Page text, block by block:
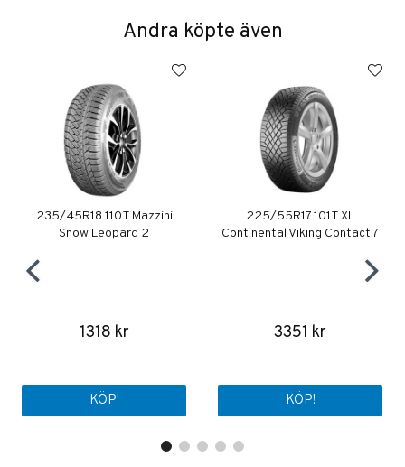
Andra köpte även
235/45R18 110T Mazzini
Snow Leopard 2
1318 kr
KÖP!
225/55R17 101T XL
Continental Viking Contact 7
3351 kr
KÖP!